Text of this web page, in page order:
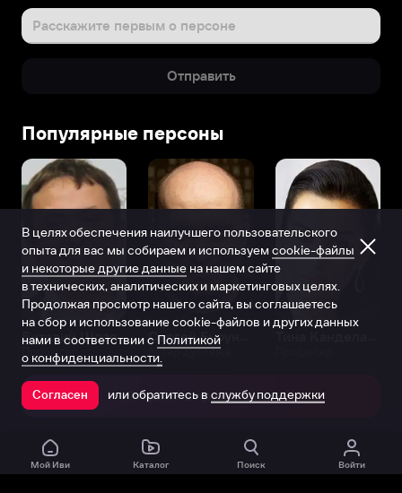
Расскажите первым о персоне
Отправить
Популярные персоны
Виталий Шляппо
Продюсер Актёр дубляжа
Открыть в приложении
Мой Иви Каталог Поиск Войти
В целях обеспечения наилучшего пользовательского
опыта для вас мы собираем и используем cookie-файлы
и некоторые другие данные на нашем сайте
в технических, аналитических и маркетинговых целях.
Продолжая просмотр нашего сайта, вы соглашаетесь
на сбор и использование cookie-файлов и других данных
нами в соответствии с Политикой
о конфиденциальности.
Согласен или обратитесь в службу поддержки